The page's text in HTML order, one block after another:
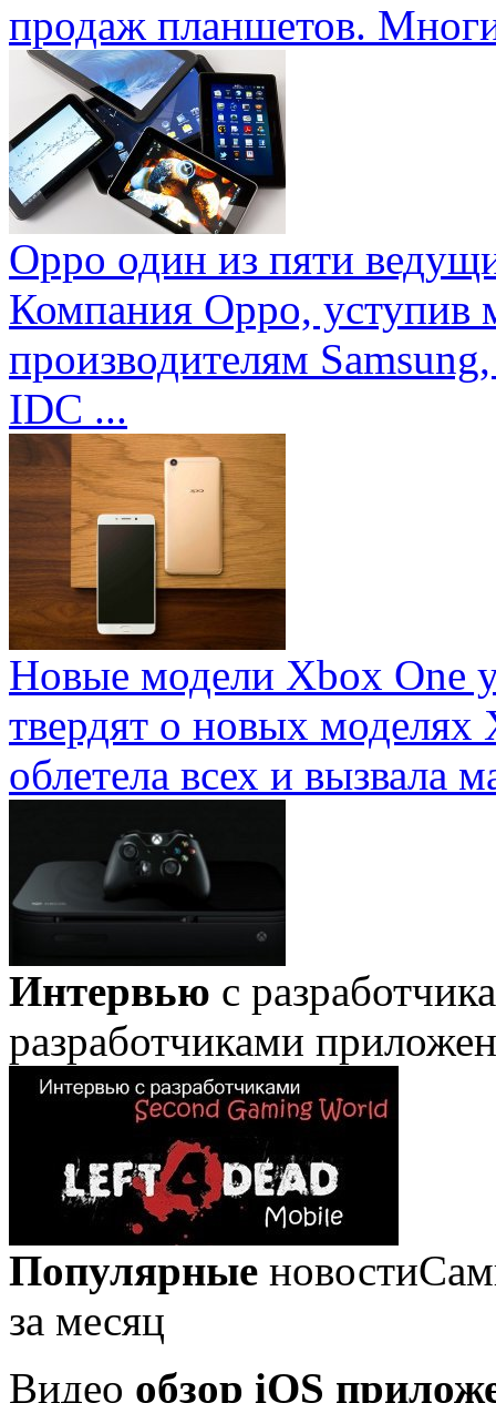
продаж планшетов.
Oppo один из пяти
Компания Oppo, уступив
производителям
IDC ...
Новые модели Xbox One
твердят о новых
облетела всех и вызвала
Интервью с
разработчиками
Популярные новости
за месяц
Видео обзор iOS